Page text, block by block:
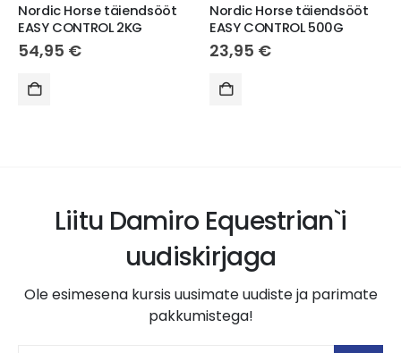
Nordic Horse täiendsööt
EASY CONTROL 2KG
54,95 €
Nordic Horse täiendsööt
EASY CONTROL 500G
23,95 €
Liitu Damiro Equestrian`i
uudiskirjaga
Ole esimesena kursis uusimate uudiste ja parimate
pakkumistega!